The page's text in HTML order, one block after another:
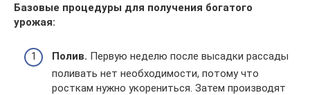
Базовые процедуры для получения богатого
урожая:
Полив. Первую неделю после высадки рассады
поливать нет необходимости, потому что
росткам нужно укорениться. Затем производят